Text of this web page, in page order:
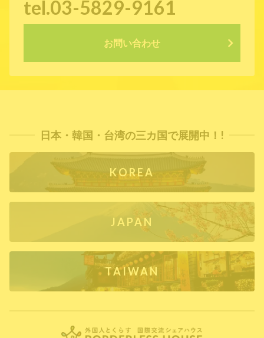
tel.03-5829-9161
お問い合わせ
日本・韓国・台湾の三カ国で展開中！!
KOREA
JAPAN
TAIWAN